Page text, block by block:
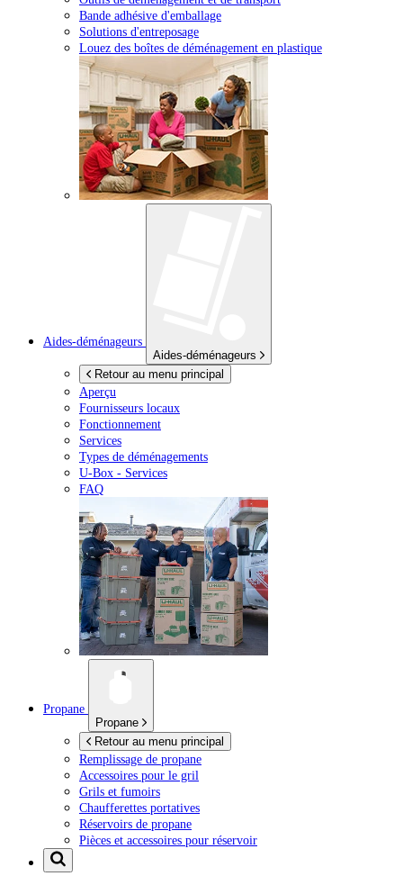
Bande adhésive d'emballage
Solutions d'entreposage
Louez des boîtes de déménagement en plastique
Aides-déménageurs
Aides-déménageurs
Retour au menu principal
Aperçu
Fournisseurs locaux
Fonctionnement
Services
Types de déménagements
U-Box - Services
FAQ
Propane
Propane
Retour au menu principal
Remplissage de propane
Accessoires pour le gril
Grils et fumoirs
Chaufferettes portatives
Réservoirs de propane
Pièces et accessoires pour réservoir